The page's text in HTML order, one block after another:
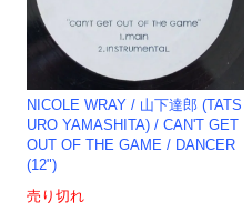
NICOLE WRAY / 山下達郎 (TATS
URO YAMASHITA) / CAN'T GET
OUT OF THE GAME / DANCER
(12")
売り切れ